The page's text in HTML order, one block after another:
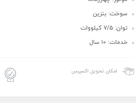
سوخت: بنزین
توان: ۷/۵ کیلووات
خدمات: ۱۰ سال
امکان تحویل اکسپرس